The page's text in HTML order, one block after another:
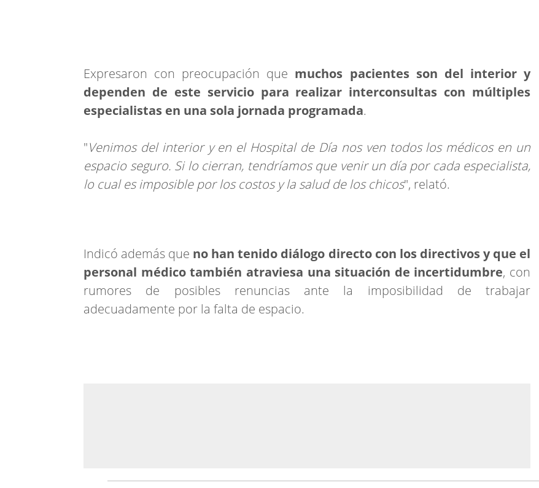
Expresaron con preocupación que muchos pacientes son del interior y
dependen de este servicio para realizar interconsultas con múltiples
especialistas en una sola jornada programada.
"Venimos del interior y en el Hospital de Día nos ven todos los médicos en un
espacio seguro. Si lo cierran, tendríamos que venir un día por cada especialista,
lo cual es imposible por los costos y la salud de los chicos", relató.
Indicó además que no han tenido diálogo directo con los directivos y que el
personal médico también atraviesa una situación de incertidumbre, con
rumores de posibles renuncias ante la imposibilidad de trabajar
adecuadamente por la falta de espacio.